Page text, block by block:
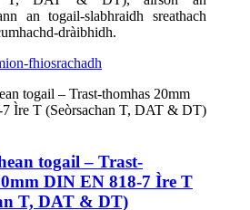
an togail-slabhraidh sreathach
dràibhidh.
fhiosrachadh
togail – Trast-
DIN EN 818-7 Ìre T
T, DAT & DT)